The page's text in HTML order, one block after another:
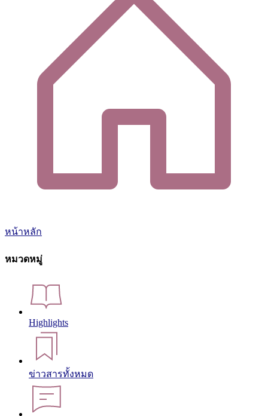
หน้าหลัก
หมวดหมู่
Highlights
ข่าวสารทั้งหมด